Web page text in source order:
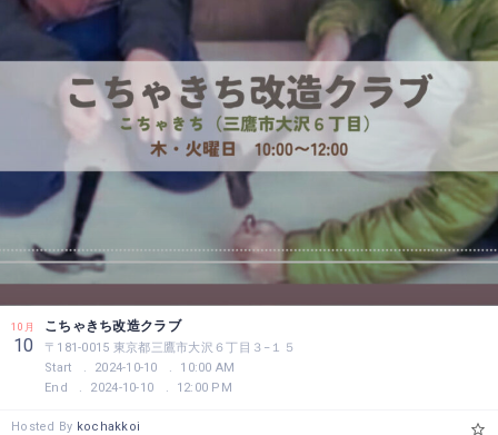
10月
10
こちゃきち改造クラブ
〒181-0015 東京都三鷹市大沢６丁目３−１５
Start
2024-10-10
10:00 AM
End
2024-10-10 12:00 PM
Hosted By kochakkoi